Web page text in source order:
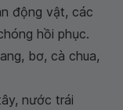
động vật, các
hồi phục.
bơ, cà chua,
nước trái